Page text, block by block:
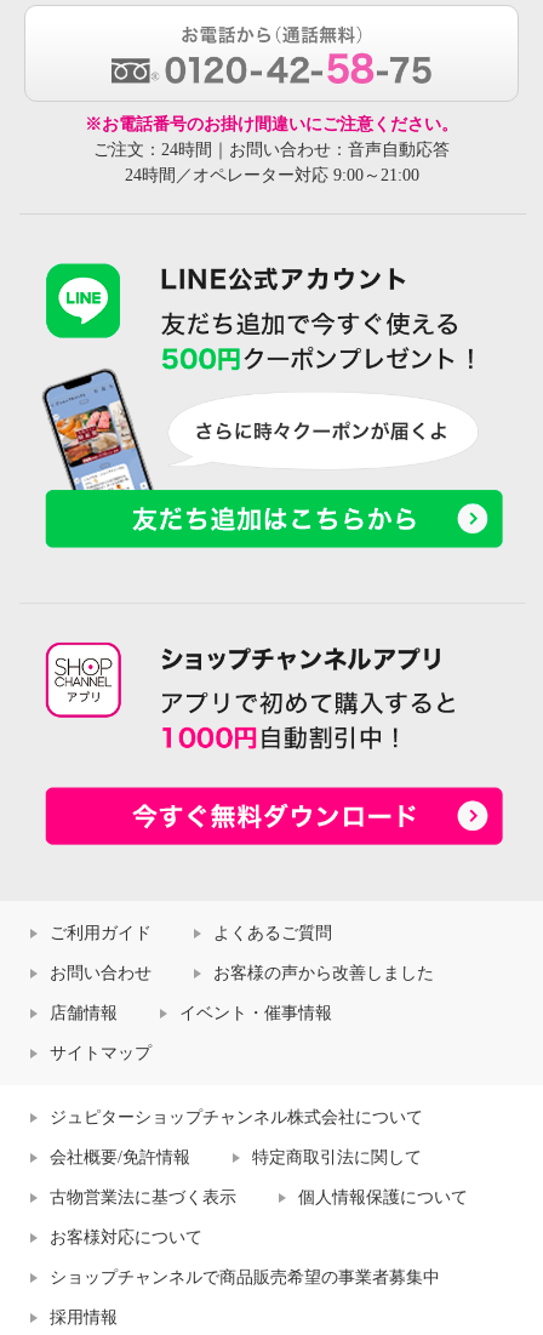
※お電話番号のお掛け間違いにご注意ください。
ご注文：24時間｜お問い合わせ：音声自動応答
24時間／オペレーター対応 9:00～21:00
ご利用ガイド よくあるご質問
お問い合わせ お客様の声から改善しました
店舗情報 イベント・催事情報
サイトマップ
ジュピターショップチャンネル株式会社について
会社概要/免許情報 特定商取引法に関して
古物営業法に基づく表示 個人情報保護について
お客様対応について
ショップチャンネルで商品販売希望の事業者募集中
採用情報